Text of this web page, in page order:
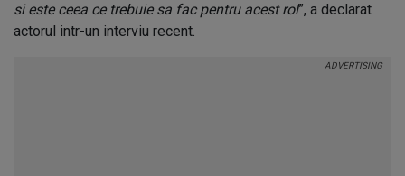
si este ceea ce trebuie sa fac pentru acest rol”, a declarat
actorul intr-un interviu recent.